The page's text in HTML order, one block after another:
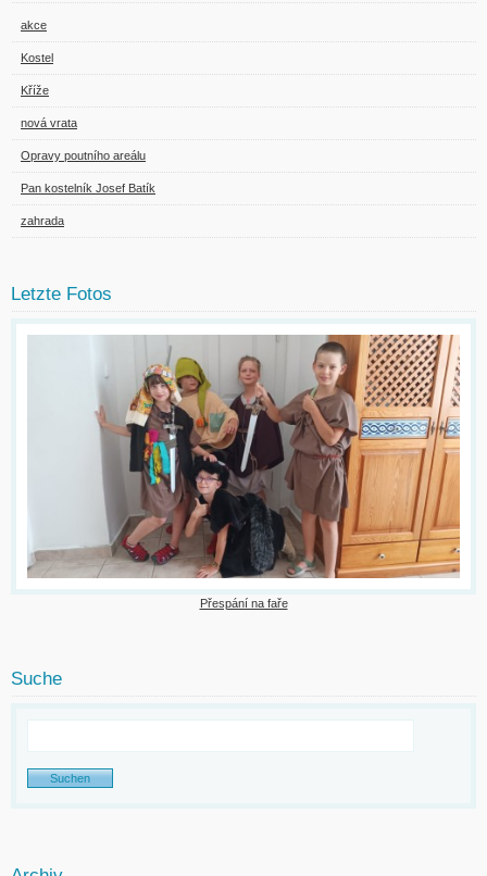
akce
Kostel
Kříže
nová vrata
Opravy poutního areálu
Pan kostelník Josef Batík
zahrada
Letzte Fotos
Přespání na faře
Suche